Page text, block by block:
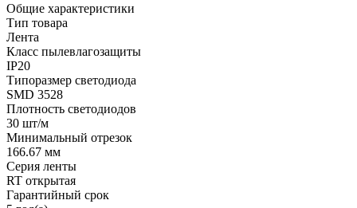
Общие характеристики
Тип товара
Лента
Класс пылевлагозащиты
IP20
Типоразмер светодиода
SMD 3528
Плотность светодиодов
30 шт/м
Минимальный отрезок
166.67 мм
Серия ленты
RT открытая
Гарантийный срок